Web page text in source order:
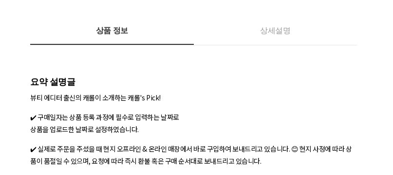
상품 정보 상세설명
요약 설명글
뷰티 에디터 출신의 캐롤이 소개하는 캐롤's Pick!
✔️ 구매일자는 상품 등록 과정에 필수로 입력하는 날짜로
상품을 업로드한 날짜로 설정하였습니다.
✔️ 실제로 주문을 주셨을 때 현지 오프라인 & 온라인 매장에서 바로 구입하여 보내드리고 있습니다. 😊 현지 사정에 따라 상
품이 품절일 수 있으며, 요청에 따라 즉시 환불 혹은 구매 순서대로 보내드리고 있습니다.